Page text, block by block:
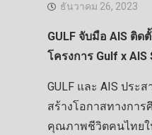
ธันวาคม 26, 2023
GULF จับมือ AIS ติ
โครงการ Gulf x
GULF และ AIS ปร
สร้างโอกาสทางกา
คุณภาพชีวิตคนไทยใน